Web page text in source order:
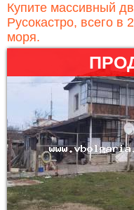
Купите массивный
Русокастро, всего в
моря.